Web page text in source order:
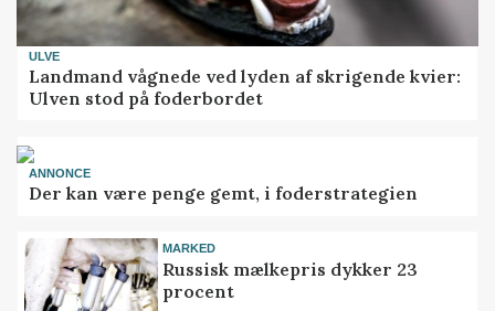
ULVE
Landmand vågnede ved lyden af skrigende kvier:
Ulven stod på foderbordet
ANNONCE
Der kan være penge gemt, i foderstrategien
MARKED
Russisk mælkepris dykker 23
procent